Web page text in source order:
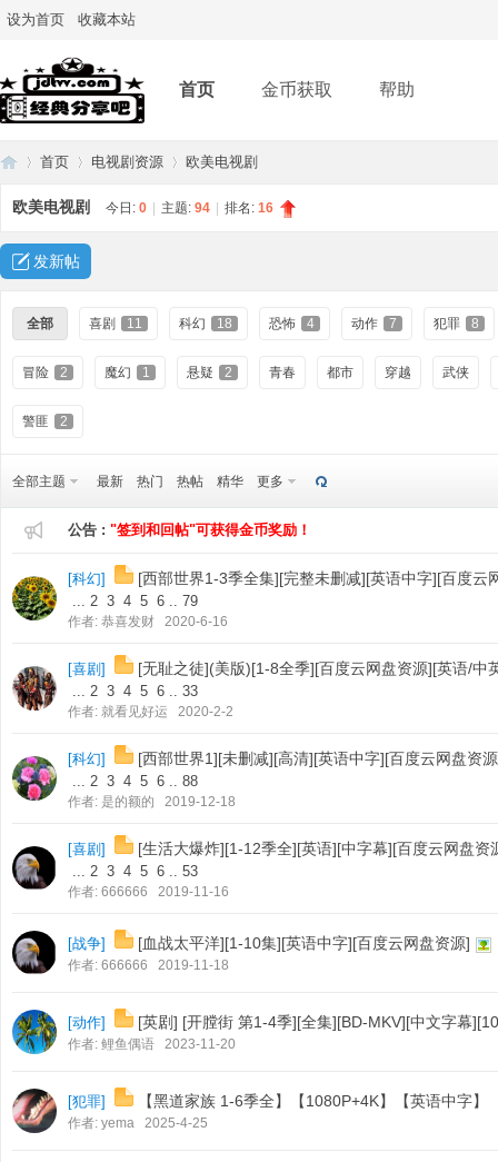
设为首页 收藏本站
首页 金币获取 帮助
经
典
»
首页
›
电视剧资源 欧美电视剧
欧美电视剧 今日: 0 主题: 94 排名: 16
发新帖
全部 喜剧 11 科幻 18 恐怖 4 动作 7 犯罪 8
冒险 2 魔幻 1 悬疑 2 青春 都市 穿越 武侠
警匪 2
全部主题 最新 热门 热帖 精华 更多
公告 : "签到和回帖"可获得金币奖励！
[科幻] [西部世界1-3季全集][完整未删减][英语中字][百度云
... 2 3 4 5 6 .. 79
作者: 恭喜发财 2020-6-16
[喜剧 ] [无耻之徒](美版)[1-8全季][百度云网盘资源][英语/中
... 2 3 4 5 6 .. 33
作者: 就看见好运 2020-2-2
[科幻] [西部世界1][未删减][高清][英语中字][百度云网盘资
... 2 3 4 5 6 .. 88
作者: 是的额的 2019-12-18
[喜剧 ] [生活大爆炸][1-12季全][英语][中字幕][百度云网盘资
... 2 3 4 5 6 .. 53
作者: 666666 2019-11-16
[战争] [血战太平洋][1-10集][英语中字][百度云网盘资源]
作者: 666666 2019-11-18
[动作] [英剧] [开膛街 第1-4季][全集][BD-MKV][中文字幕
作者: 鲤鱼偶语 2023-11-20
[犯罪] 【黑道家族 1-6季全】【1080P+4K】【英语中字】
作者: yema 2025-4-25